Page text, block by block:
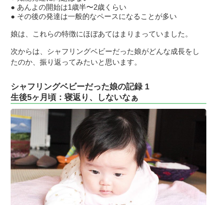
あんよの開始は1歳半〜2歳くらい
その後の発達は一般的なペースになることが多い
娘は、これらの特徴にほぼあてはまりまっていました。
次からは、シャフリングベビーだった娘がどんな成長をし
たのか、振り返ってみたいと思います。
シャフリングベビーだった娘の記録 1
生後5ヶ月頃：寝返り、しないなぁ